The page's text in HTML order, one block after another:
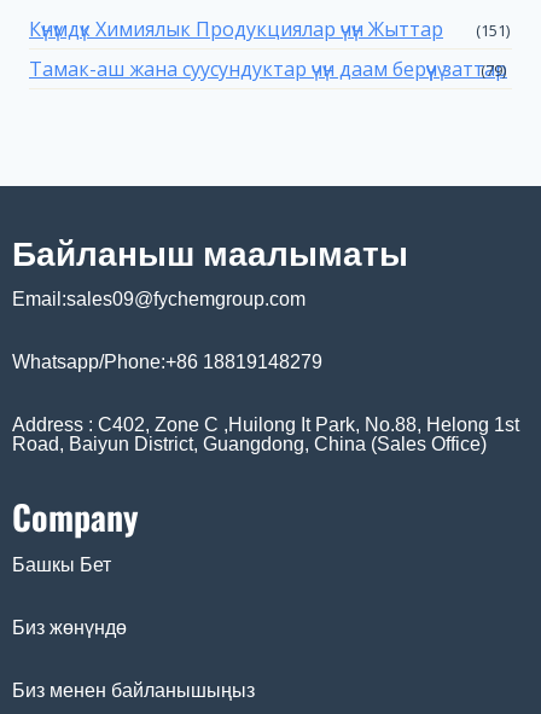
Күнүмдүк Химиялык Продукциялар үчүн Жыттар (151)
Тамак-аш жана суусундуктар үчүн даам берүүчү заттар
(79)
Байланыш маалыматы
Email:sales09@fychemgroup.com
Whatsapp/Phone:+86 18819148279
Address : C402, Zone C ,Huilong It Park, No.88, Helong 1st
Road, Baiyun District, Guangdong, China (Sales Office)
Company
Башкы Бет
Биз жөнүндө
Биз менен байланышыңыз